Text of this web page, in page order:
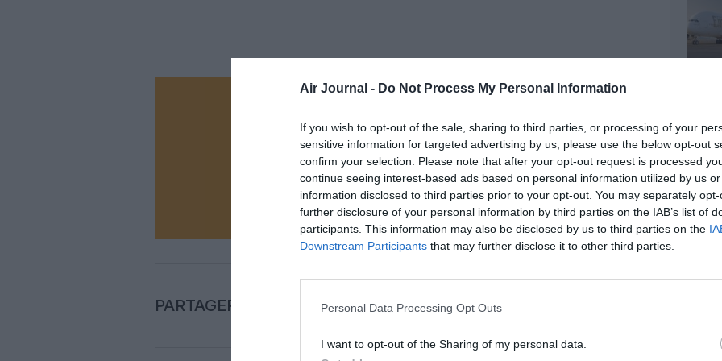
Air Journal - Do Not Process My Personal Information
If you wish to opt-out of the sale, sharing to third parties, or processing of your
sensitive information for targeted advertising by us, please use the below opt-out
confirm your selection. Please note that after your opt-out request is processed
continue seeing interest-based ads based on personal information utilized by us
information disclosed to third parties prior to your opt-out. You may separately
further disclosure of your personal information by third parties on the IAB’s list of
participants. This information may also be disclosed by us to third parties on the
Downstream Participants that may further disclose it to other third parties.
Personal Data Processing Opt Outs
I want to opt-out of the Sharing of my personal data.
Soutenez-nous, faites un don !
NOUS SOUTENIR
PARTAGER L'ARTICLE
FacebookTwitterPinterestLinkedInEmail